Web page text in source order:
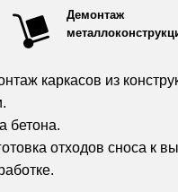
Демонтаж
каркасов из
бетона.
отходов сноса к